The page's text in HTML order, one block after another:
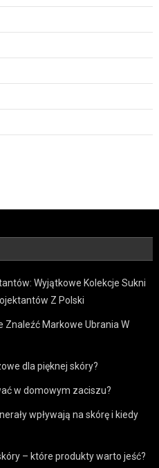
Wyjątkowe Kolekcje Sukni
Z Polski
Znaleźć Markowe Ubrania W
dla pięknej skóry?
w domowym zaciszu?
wpływają na skórę i kiedy
– które produkty warto jeść?